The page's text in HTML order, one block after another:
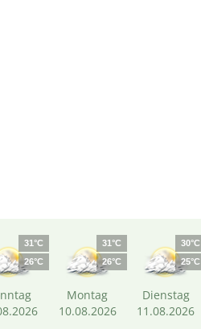
31°C
26°C
31°C
26°C
Montag
10.08.2026
30°C
25°C
Dienstag
11.08.2026